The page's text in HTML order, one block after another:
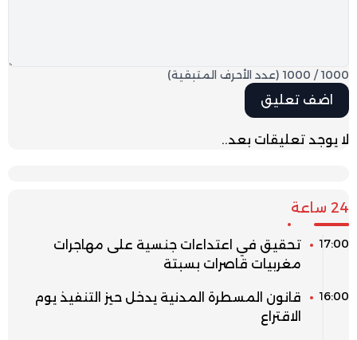
1000
/
1000 (عدد الأحرف المتبقية)
لا يوجد تعليقات بعد..
24 ساعة
17:00
تحقيق في اعتداءات جنسية على مهاجرات
مغربيات قاصرات بسبتة
16:00
قانون المسطرة المدنية يدخل حيز التنفيذ يوم
الاقتراع